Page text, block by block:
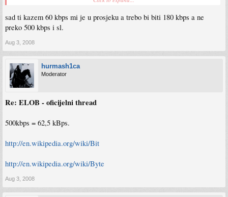
Pana rapidu je ogranicena brzina na 500 kbpsza free usere, ako imas premium
onda je do tebe...
Inace meni HS sad super pici s novim brzinama, samo se bojim da se sutra ne
probudim a ono nema konekcije jer sam ih pohvalio sad.
sad ti kazem 60 kbps mi je u prosjeku a trebo bi biti 180 kbps a ne
preko 500 kbps i sl.
Aug 3, 2008
hurmash1ca
Moderator
Re: ELOB - oficijelni thread
500kbps = 62,5 kBps.
http://en.wikipedia.org/wiki/Bit
http://en.wikipedia.org/wiki/Byte
Aug 3, 2008